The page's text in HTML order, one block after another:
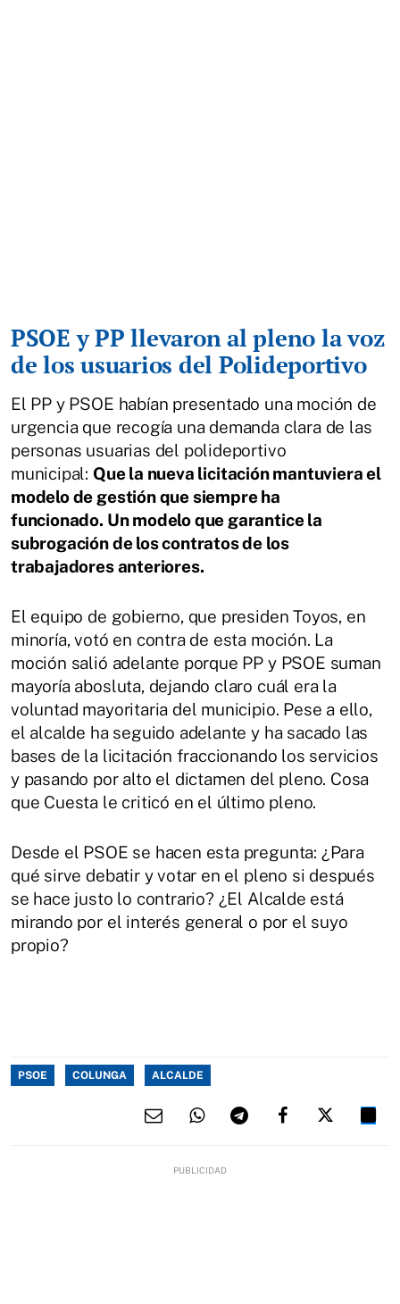
PSOE y PP llevaron al pleno la voz
de los usuarios del Polideportivo
El PP y PSOE habían presentado una moción de
urgencia que recogía una demanda clara de las
personas usuarias del polideportivo
municipal: Que la nueva licitación mantuviera el
modelo de gestión que siempre ha
funcionado. Un modelo que garantice la
subrogación de los contratos de los
trabajadores anteriores.
El equipo de gobierno, que presiden Toyos, en
minoría, votó en contra de esta moción. La
moción salió adelante porque PP y PSOE suman
mayoría abosluta, dejando claro cuál era la
voluntad mayoritaria del municipio. Pese a ello,
el alcalde ha seguido adelante y ha sacado las
bases de la licitación fraccionando los servicios
y pasando por alto el dictamen del pleno. Cosa
que Cuesta le criticó en el último pleno.
Desde el PSOE se hacen esta pregunta: ¿Para
qué sirve debatir y votar en el pleno si después
se hace justo lo contrario? ¿El Alcalde está
mirando por el interés general o por el suyo
propio?
PSOE COLUNGA ALCALDE